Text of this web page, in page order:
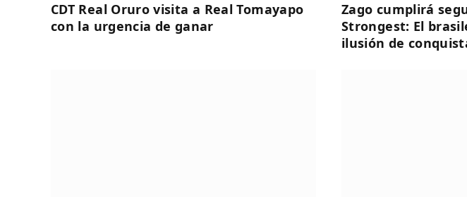
CDT Real Oruro visita a Real Tomayapo
con la urgencia de ganar
Zago cumplirá
Strongest: El
ilusión de